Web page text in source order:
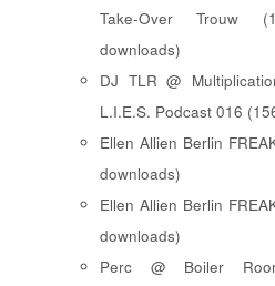
Take-Over Trouw
downloads)
DJ TLR @
L.I.E.S. Podcast 016
Ellen Allien Berlin
downloads)
Ellen Allien Berlin
downloads)
Perc @ Boiler